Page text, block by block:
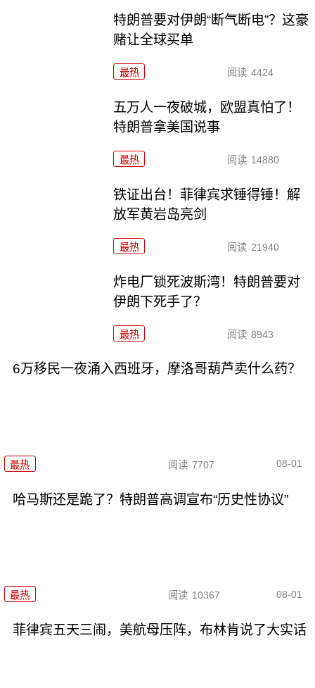
特朗普要对伊朗“断气断电”？这豪
赌让全球买单
最热 阅读 4424
五万人一夜破城，欧盟真怕了！
特朗普拿美国说事
最热 阅读 14880
铁证出台！菲律宾求锤得锤！解
放军黄岩岛亮剑
最热 阅读 21940
炸电厂锁死波斯湾！特朗普要对
伊朗下死手了？
最热 阅读 8943
6万移民一夜涌入西班牙，摩洛哥葫芦卖什么药？
最热 阅读 7707 08-01
哈马斯还是跪了？特朗普高调宣布“历史性协议”
最热 阅读 10367 08-01
菲律宾五天三闹，美航母压阵，布林肯说了大实话